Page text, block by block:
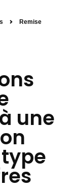
Remise
une